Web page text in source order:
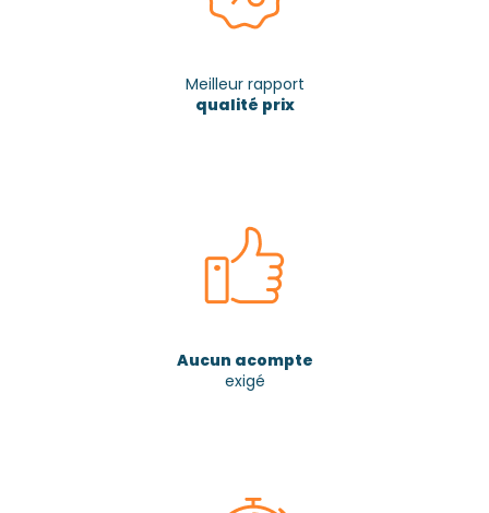
Meilleur rapport
qualité prix
Aucun acompte
exigé